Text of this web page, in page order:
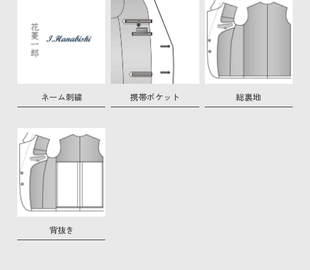
ネーム刺繍 携帯ポケット 総裏地
背抜き